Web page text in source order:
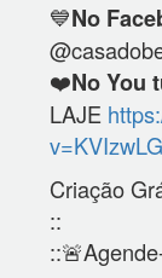
💙No
❤️No You
LAJE
Criação
::